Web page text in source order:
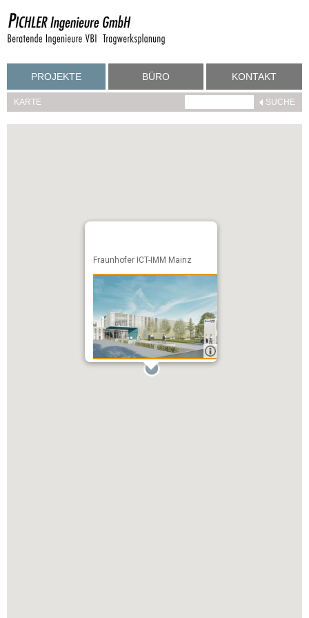
PROJEKTE BÜRO KONTAKT
KARTE
Fraunhofer ICT-IMM Mainz